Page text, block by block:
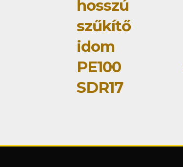
hosszú
szűkítő
idom
PE100
SDR17